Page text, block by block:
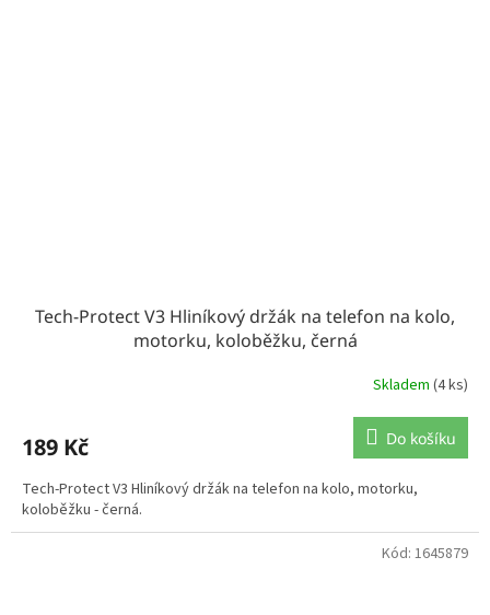
Tech-Protect V3 Hliníkový držák na telefon na kolo,
motorku, koloběžku, černá
Skladem (4 ks)
189 Kč Do košíku
Tech-Protect V3 Hliníkový držák na telefon na kolo, motorku,
koloběžku - černá.
Kód: 1645879